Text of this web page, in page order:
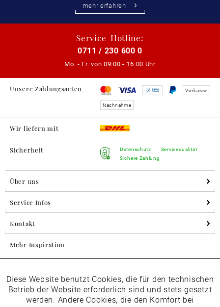
mehr erfahren
Service-Hotline:
0711 / 230 600 0
Mo. - Fr. von 09:00 - 16:00 Uhr
Unsere Zahlungsarten Vorkasse
Nachnahme
Wir liefern mit
Sicherheit
Datenschutz
Sichere Zahlung
Servicequalität
Über uns
Service Infos
Kontakt
Mehr Inspiration
Folgen Sie uns auf Instagram
horsch_schuhe
Funktionale Aktiv
Diese Website benutzt Cookies, die für den technischen
Betrieb der Website erforderlich sind und stets gesetzt
werden. Andere Cookies, die den Komfort bei